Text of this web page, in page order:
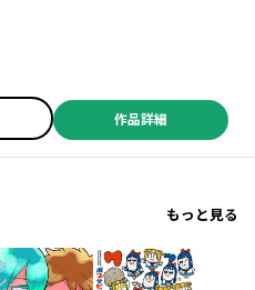
作品詳細
もっと見る